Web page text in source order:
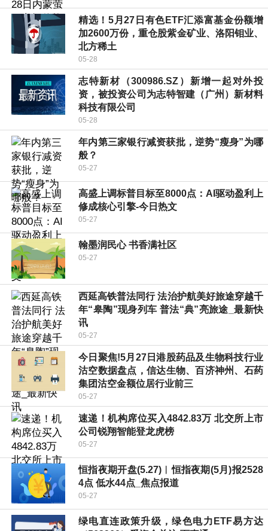
精选！5月27日有色ETF汇添富基金份额增
加2600万份，重仓股紫金矿业、洛阳钼业、
北方稀土
05-28
志特新材（300986.SZ）新增一起对外投
资，被投资公司为志特智建（广州）新材料
科技有限公司
05-28
年内第三家银行减资获批，逆势“瘦身”为哪
般？
05-27
高盛上调标普目标至8000点：AI驱动盈利上
修成核心引擎-今日热文
05-27
翰墨润民心 书香满社区
05-27
西延高铁普法同行 法治护航美好旅途穿越千
年“皋陶”现身列车 普法“典”亮旅途_最新快
讯
05-27
今日聚焦!5月27日港股药品及生物科技行业
沽空数据盘点，信达生物、百济神州、石药
集团沽空金额位居行业前三
05-27
速递！机构席位买入4842.83万 北交所上市
公司锐翔智能登龙虎榜
05-27
恒指夜期开盘(5.27)︱恒指夜期(5月)报2528
4点 低水44点_焦点报道
05-27
绿电直连政策升级，绿色电力ETF易方达